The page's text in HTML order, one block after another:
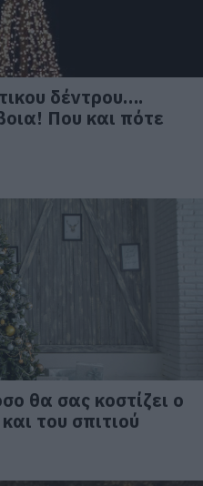
δέντρου….
Που και πότε
θα σας κοστίζει ο
του σπιτιού